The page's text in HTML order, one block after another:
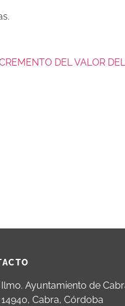
DEL VALOR
Ilmo. Ayuntamiento de
14940, Cabra, Córdoba